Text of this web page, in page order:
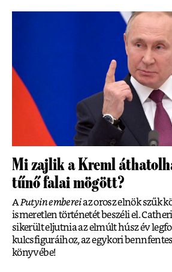
Mi zajlik a Kreml
tűnő falai mögött?
APutyin embereiaz orosz elnök szűk
ismeretlen történetét beszéli el.
sikerült eljutnia az elmúlt húsz év
kulcsfiguráihoz, az egykori
könyvébe!